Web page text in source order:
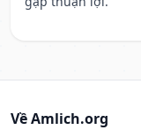
Về Amlich.org